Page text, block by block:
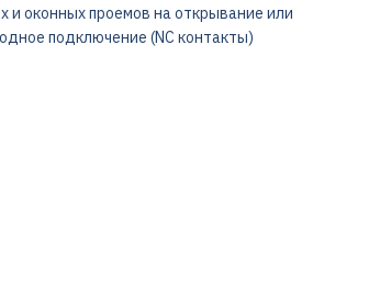
и оконных проемов на открывание или
подключение (NC контакты)